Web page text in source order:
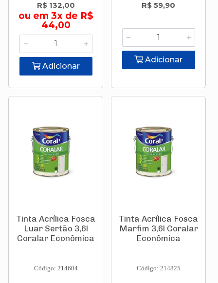
R$ 132,00
ou em 3x de R$
44,00
Adicionar
R$ 59,90
Adicionar
Tinta Acrílica Fosca
Luar Sertão 3,6l
Coralar Econômica
Código: 214604
Tinta Acrílica Fosca
Marfim 3,6l Coralar
Econômica
Código: 214825